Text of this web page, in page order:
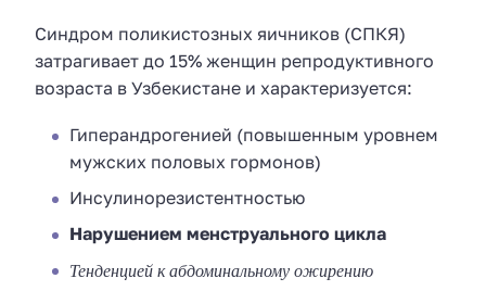
Синдром поликистозных яичников (СПКЯ)
затрагивает до 15% женщин репродуктивного
возраста в Узбекистане и характеризуется:
Гиперандрогенией (повышенным уровнем
мужских половых гормонов)
Инсулинорезистентностью
Нарушением менструального цикла
Тенденцией к абдоминальному ожирению